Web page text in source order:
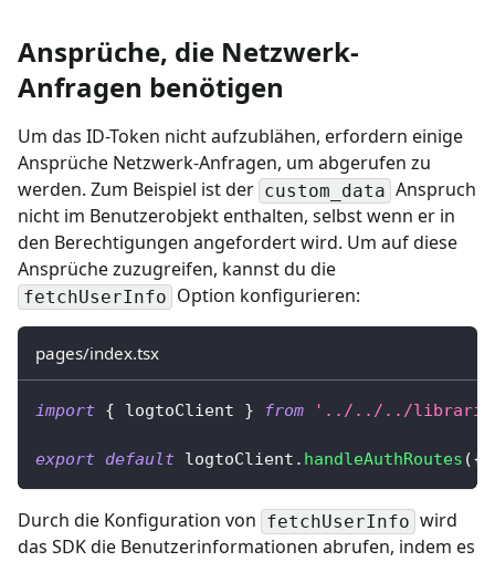
Ansprüche, die Netzwerk-
Anfragen benötigen
Um das ID-Token nicht aufzublähen, erfordern einige
Ansprüche Netzwerk-Anfragen, um abgerufen zu
werden. Zum Beispiel ist der custom_data Anspruch
nicht im Benutzerobjekt enthalten, selbst wenn er in
den Berechtigungen angefordert wird. Um auf diese
Ansprüche zuzugreifen, kannst du die
fetchUserInfo Option konfigurieren:
pages/index.tsx
import { logtoClient } from '../../../
export default logtoClient . handleAuthRoutes ({
Durch die Konfiguration von fetchUserInfo wird
das SDK die Benutzerinformationen abrufen, indem es